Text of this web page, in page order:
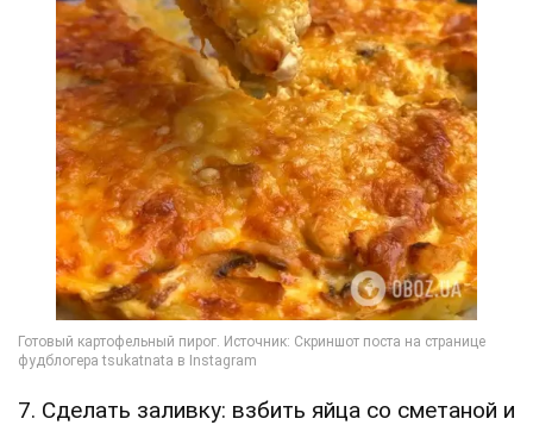
7. Сделать заливку: взбить яйца со сметаной и